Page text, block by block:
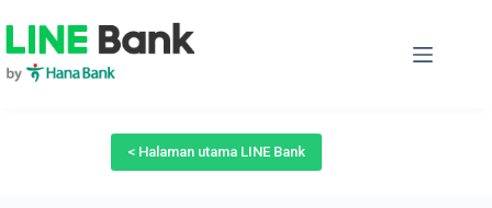
to
content
< Halaman utama LINE Bank